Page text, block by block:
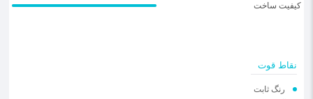
کیفیت ساخت
نقاط قوت
رنگ ثابت